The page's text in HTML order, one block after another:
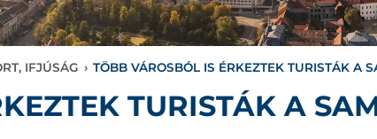
IFJÚSÁG › TÖBB VÁROSBÓL IS ÉRKEZTEK TURISTÁK A
TURISTÁK A